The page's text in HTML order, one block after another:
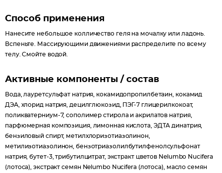
Способ применения
Нанесите небольшое колличество геля на мочалку или ладонь.
Вспеньте. Массирующими движениями распределите по всему
телу. Смойте водой.
Активные компоненты / состав
Вода, лауретсульфат натрия, кокамидопропилбетаин, кокамид
ДЭА, хлорид натрия, децилглюкозид, ПЭГ-7 глицерилкокоат,
поликватерниум-7, сополимер стирола и акрилатов натрия,
парфюмерная композиция, лимонная кислота, ЭДТА динатрия,
бензиловый спирт, метилхлоризотиазолинон,
метилизотиазолинон, бензотриазолилбутилфенолсульфонат
натрия, бутет-3, трибутилцитрат, экстракт цветов Nelumbo Nucifera
(лотоса), экстракт семян Nelumbo Nucifera (лотоса), масло семян